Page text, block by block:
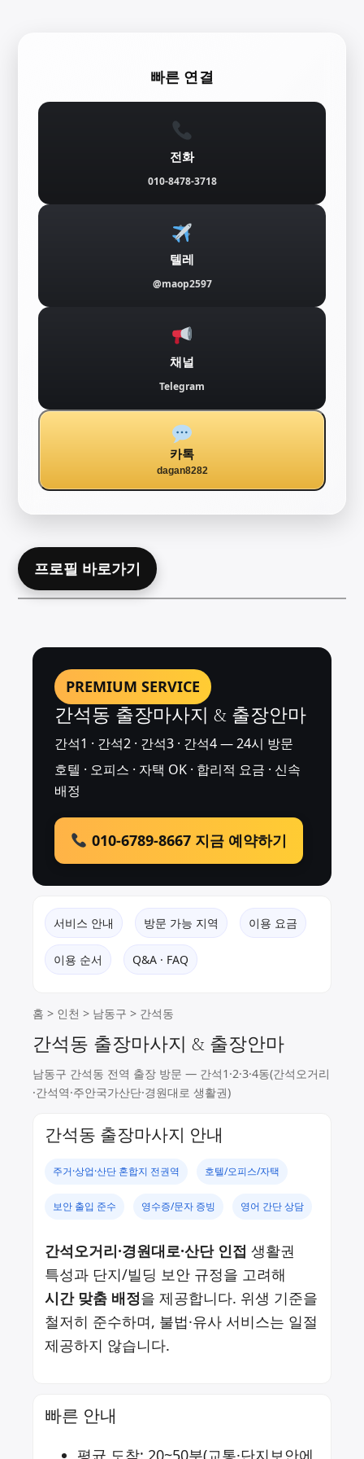
빠른 연결
전화
010-8478-3718
텔레
@maop2597
채널
Telegram
카톡
dagan8282
프로필 바로가기
PREMIUM SERVICE
간석동 출장마사지 & 출장안마
간석1 · 간석2 · 간석3 · 간석4 — 24시 방문
호텔 · 오피스 · 자택 OK · 합리적 요금 · 신속
배정
010-6789-8667 지금 예약하기
서비스 안내 방문 가능 지역 이용 요금
이용 순서 Q&A · FAQ
홈 > 인천 > 남동구 > 간석동
간석동 출장마사지 & 출장안마
남동구 간석동 전역 출장 방문 — 간석1·2·3·4동(간석오거리
·간석역·주안국가산단·경원대로 생활권)
간석동 출장마사지 안내
주거·상업·산단 혼합지 전권역 호텔/오피스/자택
보안 출입 준수 영수증/문자 증빙 영어 간단 상담
간석오거리·경원대로·산단 인접 생활권
특성과 단지/빌딩 보안 규정을 고려해
시간 맞춤 배정을 제공합니다. 위생 기준을
철저히 준수하며, 불법·유사 서비스는 일절
제공하지 않습니다.
빠른 안내
평균 도착: 20~50분(교통·단지보안에